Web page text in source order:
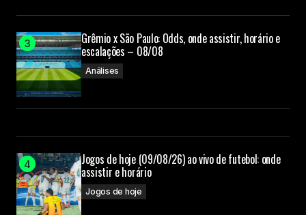
Grêmio x São Paulo: Odds, onde assistir, horário e
escalações – 08/08
Análises
Jogos de hoje (09/08/26) ao vivo de futebol: onde
assistir e horário
Jogos de hoje